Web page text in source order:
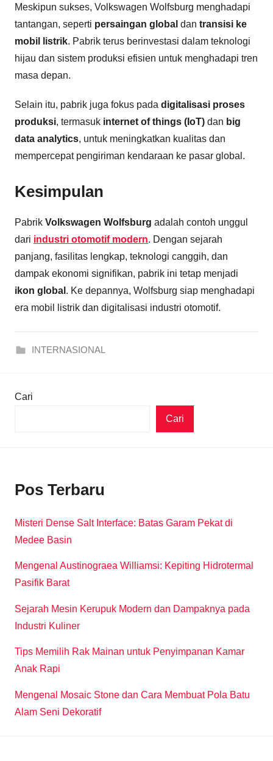
Meskipun sukses, Volkswagen Wolfsburg menghadapi
tantangan, seperti persaingan global dan transisi ke
mobil listrik. Pabrik terus berinvestasi dalam teknologi
hijau dan sistem produksi efisien untuk menghadapi tren
masa depan.
Selain itu, pabrik juga fokus pada digitalisasi proses
produksi, termasuk internet of things (IoT) dan big
data analytics, untuk meningkatkan kualitas dan
mempercepat pengiriman kendaraan ke pasar global.
Kesimpulan
Pabrik Volkswagen Wolfsburg adalah contoh unggul
dari industri otomotif modern. Dengan sejarah
panjang, fasilitas lengkap, teknologi canggih, dan
dampak ekonomi signifikan, pabrik ini tetap menjadi
ikon global . Ke depannya, Wolfsburg siap menghadapi
era mobil listrik dan digitalisasi industri otomotif.
INTERNASIONAL
Cari
Cari
Pos Terbaru
Misteri Dense Salt Interface: Batas Garam Pekat di
Medee Basin
Mengenal Austinograea Williamsi: Kepiting Hidrotermal
Pasifik Barat
Sejarah Mesin Kerupuk Modern dan Dampaknya pada
Industri Kuliner
Tips Memilih Rak Mainan untuk Penyimpanan Kamar
Anak Rapi
Mengenal Mosaic Stone dan Cara Membuat Pola Batu
Alam Seni Dekoratif